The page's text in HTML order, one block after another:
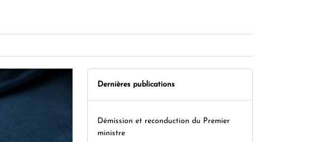
Dernières publications
Démission et reconduction du Premier
ministre